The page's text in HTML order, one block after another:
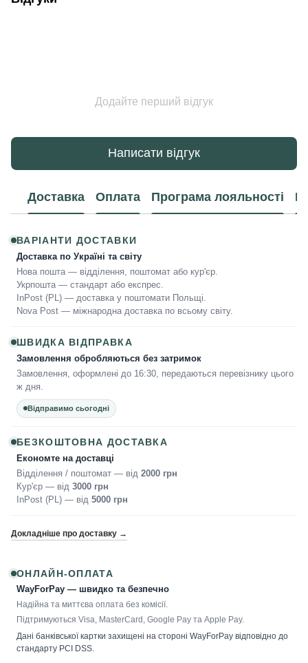
Додайте перший відгук
Написати відгук
Доставка Оплата Програма лояльності
ВАРІАНТИ ДОСТАВКИ
Доставка по Україні та світу
Нова пошта — відділення, поштомат або кур'єр.
Укрпошта — стандарт або експрес.
InPost (PL) — доставка у поштомати Польщі.
Nova Post — міжнародна доставка по всьому світу.
ШВИДКА ВІДПРАВКА
Замовлення обробляються без затримок
Замовлення, оформлені до 16:30, передаються перевізнику цього
ж дня.
Відправимо сьогодні
БЕЗКОШТОВНА ДОСТАВКА
Економте на доставці
Відділення / поштомат — від 2000 грн
Кур'єр — від 3000 грн
InPost (PL) — від 5000 грн
Докладніше про доставку →
ОНЛАЙН-ОПЛАТА
WayForPay — швидко та безпечно
Надійна та миттєва оплата без комісії.
Підтримуються Visa, MasterCard, Google Pay та Apple Pay.
Дані банківської картки захищені на стороні WayForPay відповідно до
стандарту PCI DSS.